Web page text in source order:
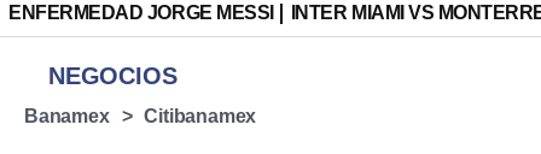
ENFERMEDAD JORGE MESSI INTER MIAMI VS
NEGOCIOS
Banamex Citibanamex